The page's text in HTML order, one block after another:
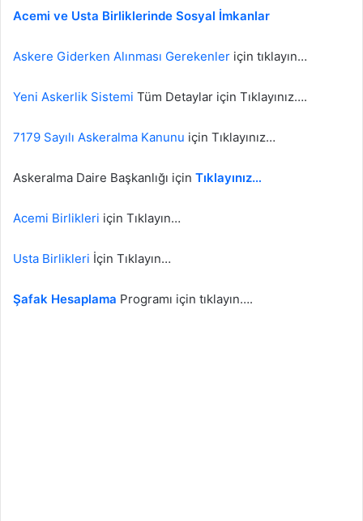
Acemi ve Usta Birliklerinde Sosyal İmkanlar
Askere Giderken Alınması Gerekenler için tıklayın…
Yeni Askerlik Sistemi Tüm Detaylar için Tıklayınız….
7179 Sayılı Askeralma Kanunu için Tıklayınız…
Askeralma Daire Başkanlığı için Tıklayınız…
Acemi Birlikleri için Tıklayın…
Usta Birlikleri İçin Tıklayın…
Şafak Hesaplama Programı için tıklayın….